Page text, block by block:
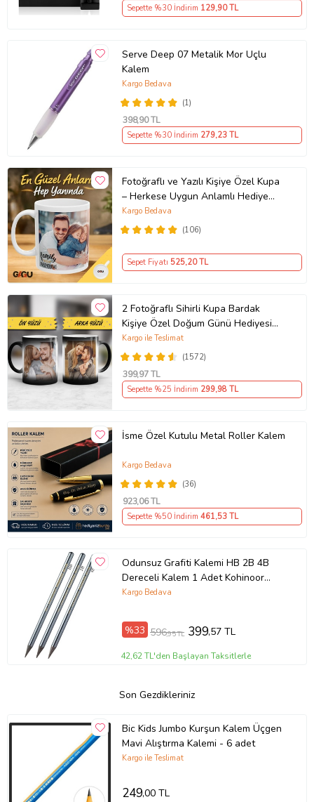
Sepette %30 İndirim 129,90 TL
Serve Deep 07 Metalik Mor Uçlu
Kalem
(1)
Kargo Bedava
398,90 TL
Sepette %30 İndirim 279,23 TL
Fotoğraflı ve Yazılı Kişiye Özel Kupa
– Herkese Uygun Anlamlı Hediye
Porselen Baskılı Kupa (Beyaz)
(106)
Kargo Bedava
Sepet Fiyatı 525,20 TL
2 Fotoğraflı Sihirli Kupa Bardak
Kişiye Özel Doğum Günü Hediyesi
Sevgiliye Hediye Anneye Babaya
Ablaya Abiye Kız Erkek Kardeşe
Arkadaşa Resimli Günü Yıl Dönümü
Hediyesi
(1572)
Kargo ile Teslimat
399,97 TL
Sepette %25 İndirim 299,98 TL
İsme Özel Kutulu Metal Roller Kalem
(36)
Kargo Bedava
923,06 TL
Sepette %50 İndirim 461,53 TL
Odunsuz Grafiti Kalemi HB 2B 4B
Dereceli Kalem 1 Adet Kohinoor
Kömür Kalemi Füzen Kalemi Eskiz ve
Kargo Bedava
%33 596,95 TL 399,57 TL
42,62 TL'den Başlayan Taksitlerle
Son Gezdikleriniz
Bic Kids Jumbo Kurşun Kalem Üçgen
Mavi Alıştırma Kalemi - 6 adet
Kargo ile Teslimat
249,00 TL